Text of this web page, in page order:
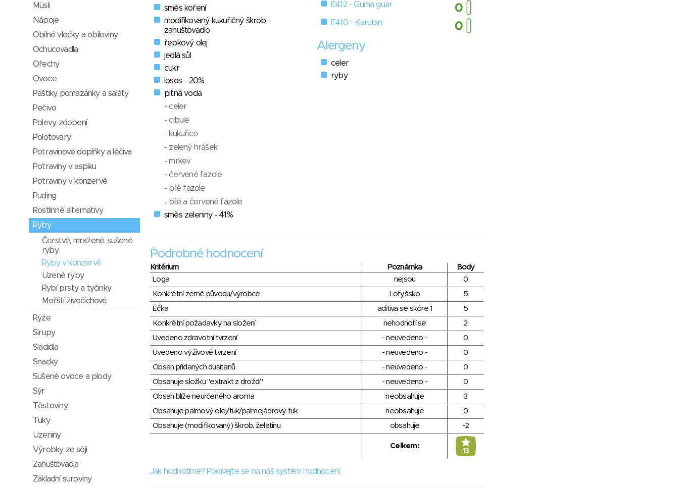
směs koření
modifikovaný kukuřičný škrob -
zahušťovadlo
řepkový olej
jedlá sůl
cukr
losos - 20%
pitná voda
- celer
- cibule
- kukuřice
- zelený hrášek
- mrkev
- červené fazole
- bílé fazole
- bílé a červené fazole
směs zeleniny - 41%
E412 - Guma guar
E410 - Karubin
Alergeny
celer
ryby
Podrobné hodnocení
Kritérium Poznámka
Body
Loga
nejsou
0
Konkrétní země původu/výrobce
Lotyšsko
5
Éčka
aditiva se skóre 1
5
Konkrétní požadavky na složení
nehodnotí se
2
Uvedeno zdravotní tvrzení
- neuvedeno -
0
Uvedeno výživové tvrzení
- neuvedeno -
0
Obsah přidaných dusitanů
- neuvedeno -
0
Obsahuje složku "extrakt z droždí"
- neuvedeno -
0
Obsah blíže neurčeného aroma
neobsahuje
3
Obsahuje palmový olej/tuk/palmojádrový tuk
neobsahuje
0
Obsahuje (modifikovaný) škrob, želatinu
obsahuje -2
Celkem:
13
Jak hodnotíme? Podívejte se na náš systém hodnocení.
Müsli
Nápoje
Obilné vločky a obiloviny
Ochucovadla
Ořechy
Ovoce
Paštiky, pomazánky a saláty
Pečivo
Polevy, zdobení
Polotovary
Potravinové doplňky a léčiva
Potraviny v aspiku
Potraviny v konzervě
Puding
Rostlinné alternativy
Ryby
Čerstvé, mražené, sušené
ryby
Ryby v konzervě
Uzené ryby
Rybí prsty a tyčinky
Mořští živočichové
Rýže
Sirupy
Sladidla
Snacky
Sušené ovoce a plody
Sýr
Těstoviny
Tuky
Uzeniny
Výrobky ze sóji
Zahušťovadla
Základní suroviny